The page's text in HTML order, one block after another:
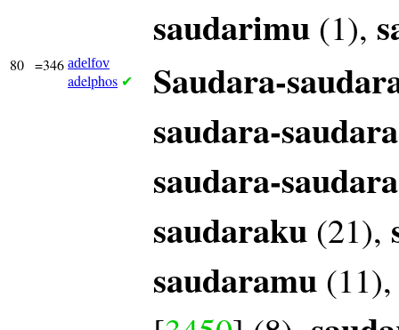
saudarimu (1),
80 =346 adelfov
adelphos ✔
Saudara-
saudara-saudara
saudara-saudara
saudaraku (21),
saudaramu